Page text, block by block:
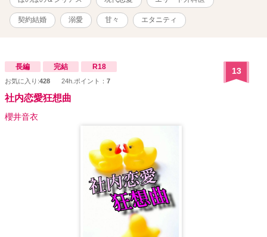
契約結婚 溺愛 甘々 エタニティ
長編 完結 R18
お気に入り:428 24h.ポイント： 7
13
社内恋愛狂想曲
櫻井音衣